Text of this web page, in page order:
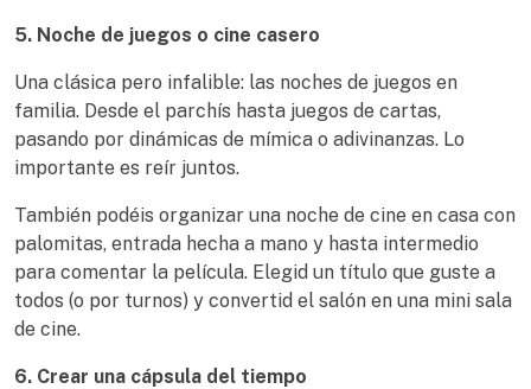
5. Noche de juegos o cine casero
Una clásica pero infalible: las noches de juegos en
familia. Desde el parchís hasta juegos de cartas,
pasando por dinámicas de mímica o adivinanzas. Lo
importante es reír juntos.
También podéis organizar una noche de cine en casa con
palomitas, entrada hecha a mano y hasta intermedio
para comentar la película. Elegid un título que guste a
todos (o por turnos) y convertid el salón en una mini sala
de cine.
6. Crear una cápsula del tiempo